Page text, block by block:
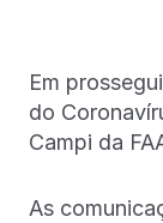
Em
do
Campi da
As